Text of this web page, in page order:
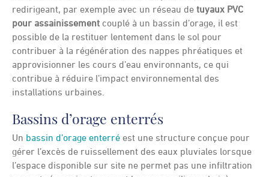
redirigeant, par exemple avec un réseau de tuyaux PVC
pour assainissement couplé à un bassin d’orage, il est
possible de la restituer lentement dans le sol pour
contribuer à la régénération des nappes phréatiques et
approvisionner les cours d’eau environnants, ce qui
contribue à réduire l’impact environnemental des
installations urbaines.
Bassins d’orage enterrés
Un bassin d’orage enterré est une structure conçue pour
gérer l’excès de ruissellement des eaux pluviales lorsque
l’espace disponible sur site ne permet pas une infiltration